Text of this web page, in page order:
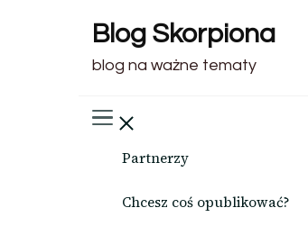
Blog Skorpiona
blog na ważne tematy
Partnerzy
Chcesz coś opublikować?